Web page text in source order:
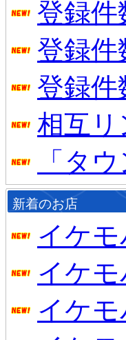
登録件
登録件
登録件
相互
「タ
新着のお店
イケ
イケ
イケ